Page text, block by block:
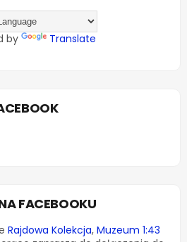
by Translate
FACEBOOKU
Rajdowa Kolekcja, Muzeum 1:43